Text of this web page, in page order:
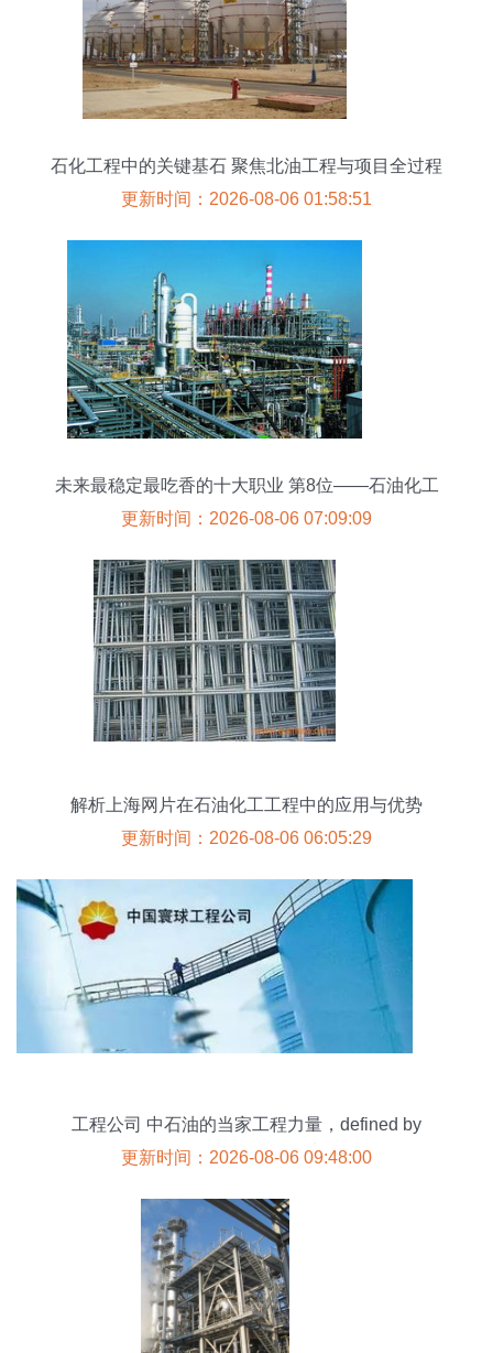
石化工程中的关键基石 聚焦北油工程与项目全过程
管理
更新时间：2026-08-06 01:58:51
未来最稳定最吃香的十大职业 第8位——石油化工
工程
更新时间：2026-08-06 07:09:09
解析上海网片在石油化工工程中的应用与优势
更新时间：2026-08-06 06:05:29
工程公司 中石油的当家工程力量，defined by
process化工网视角下的石油化工工程
更新时间：2026-08-06 09:48:00